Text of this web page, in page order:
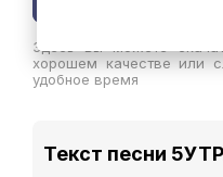
Здесь вы можете
хорошем качестве или
удобное время
Текст песни